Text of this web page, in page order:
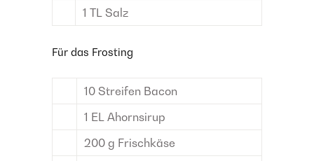
1 TL Salz
Für das Frosting
10 Streifen Bacon
1 EL Ahornsirup
200 g Frischkäse